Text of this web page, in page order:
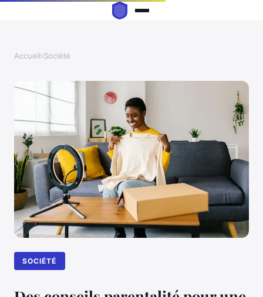
Accueil›Société
SOCIÉTÉ